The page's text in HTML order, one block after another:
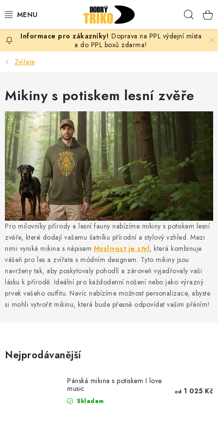
na
PRO ŽENY
PRO MUŽE
PRO DĚTI
DOPLŇKY
PRO PÁRY
VLASTNÍ MOTIV
TRIČKA
MIKINY
OKAMŽITĚ K ODBĚRU
B2B
MÁM SRDCE POMÁHÁM
Obchodní podmínky
Zásady zpracování ochrany osobních údajů
Doprava na PPL výdejní místa
a do PPL boxů zdarma!
Zvířata
Mikiny s potiskem lesní zvěře
Pro milovníky přírody a lesní fauny nabízíme mikiny s potiskem lesní
zvěře, které dodají vašemu šatníku přírodní a stylový vzhled. Mezi
nimi vyniká mikina s nápisem Myslivost je styl, která kombinuje
vášeň pro les a zvířata s módním designem. Tyto mikiny jsou
navrženy tak, aby poskytovaly pohodlí a zároveň vyjadřovaly vaši
lásku k přírodě. Ideální pro každodenní nošení nebo jako výrazný
prvek vašeho outfitu. Navíc nabízíme možnost personalizace, abyste
si mohli vytvořit mikinu, která bude přesně odpovídat vašim přáním!
Nejprodávanější
Pánská mikina s potiskem I love
music
Skladem
od 1 025 Kč